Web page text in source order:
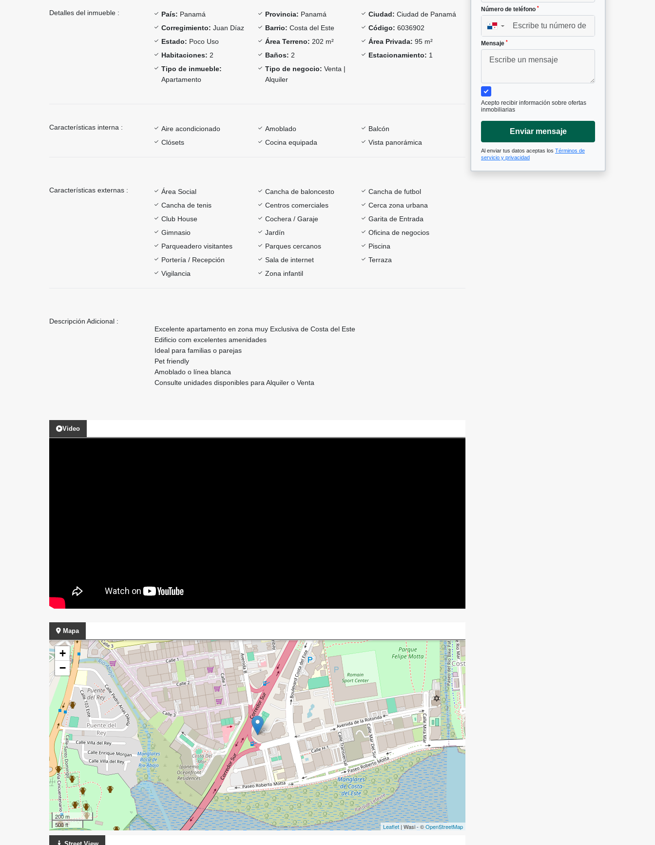
Detalles del inmueble : País: Panamá Provincia: Panamá Ciudad: Ciudad de Panamá
Corregimiento: Juan Díaz Barrio: Costa del Este Código: 6036902
Estado: Poco Uso Área Terreno: 202 m² Área Privada: 95 m²
Habitaciones: 2 Baños: 2 Estacionamiento: 1
Tipo de inmueble:
Apartamento
Tipo de negocio: Venta |
Alquiler
Características interna : Aire acondicionado Amoblado
Balcón
Clósets
Cocina equipada Vista panorámica
Características externas : Área Social Cancha de baloncesto
Cancha de futbol
Cancha de tenis
Centros comerciales
Cerca zona urbana
Club House
Cochera / Garaje
Garita de Entrada
Gimnasio
Jardín
Oficina de negocios
Parqueadero visitantes
Parques cercanos
Piscina
Portería / Recepción
Sala de internet
Terraza
Vigilancia
Zona infantil
Descripción Adicional :
Excelente apartamento en zona muy Exclusiva de Costa del Este
Edificio com excelentes amenidades
Ideal para familias o parejas
Pet friendly
Amoblado o línea blanca
Consulte unidades disponibles para Alquiler o Venta
Video
Mapa
+
−
200 m
500 ft
Leaflet| Wasi - ©OpenStreetMap
Número de teléfono *
▼
Mensaje *
Acepto recibir información sobre ofertas
inmobiliarias
Enviar mensaje
Al enviar tus datos aceptas los Términos de
servicio y privacidad